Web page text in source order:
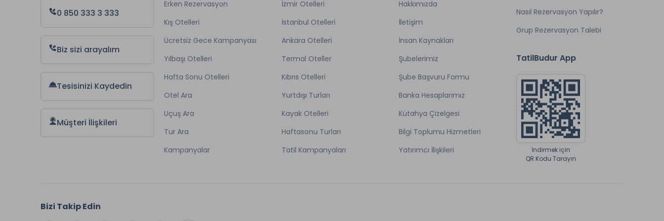
Spa & Wellness alanı
Türk hamamı, sauna ve buhar odası
Çamaşırhane hizmeti
Asansör
Şehrin gürültüsünden uzak konumu ile, ihtiyaçlarınızı karşılamak ve taleplerinizi mükemmel bir şekilde yerine
getirebilmek için, profesyonel kadrosuyla, sosyal etkinliklerinizi, grup konaklamalarınızı veya toplantılarınızı organize
edebileceğiniz yeni adresiniz olacak. Daha özel bir atmosferde "Evet" demek isterseniz, siz evlilik hazırlıklarınızla
0 850 333 3 333
Biz sizi arayalım
Tesisinizi Kaydedin
Müşteri İlişkileri
Erken Rezervasyon
Kış Otelleri
Ücretsiz Gece Kampanyası
Yılbaşı Otelleri
Hafta Sonu Otelleri
Otel Ara
Uçuş Ara
Tur Ara
Kampanyalar
İzmir Otelleri
İstanbul Otelleri
Ankara Otelleri
Termal Oteller
Kıbrıs Otelleri
Yurtdışı Turları
Kayak Otelleri
Haftasonu Turları
Tatil Kampanyaları
Hakkımızda
İletişim
İnsan Kaynakları
Şubelerimiz
Şube Başvuru Formu
Banka Hesaplarımız
Kütahya Çizelgesi
Bilgi Toplumu Hizmetleri
Yatırımcı İlişkileri
Nasıl Rezervasyon Yapılır?
Grup Rezervasyon Talebi
TatilBudur App
İndirmek için
QR Kodu Tarayın
Bizi Takip Edin